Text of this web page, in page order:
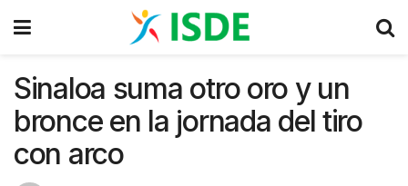
Sinaloa suma otro oro y un
bronce en la jornada del tiro
con arco